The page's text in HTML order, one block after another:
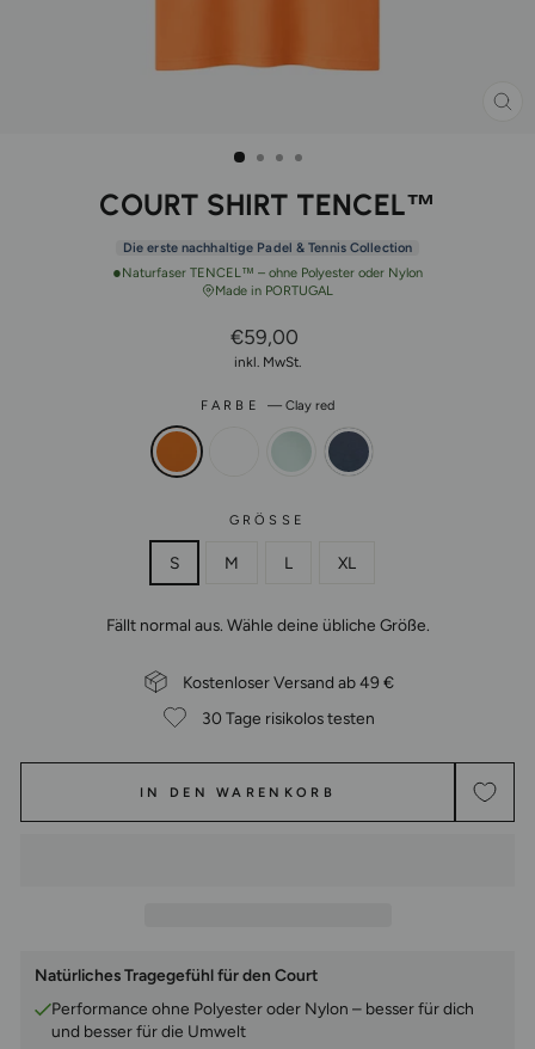
COURT SHIRT TENCEL™
Die erste nachhaltige Padel & Tennis Collection
●Naturfaser TENCEL™ – ohne Polyester oder Nylon
Made in PORTUGAL
Normaler
Preis
€59,00
inkl. MwSt.
FARBE—Clay red
GRÖSSE
S M L XL
Fällt normal aus. Wähle deine übliche Größe.
Kostenloser Versand ab 49 €
30 Tage risikolos testen
IN DEN WARENKORB
Natürliches Tragegefühl für den Court
Performance ohne Polyester oder Nylon – besser für dich
und besser für die Umwelt